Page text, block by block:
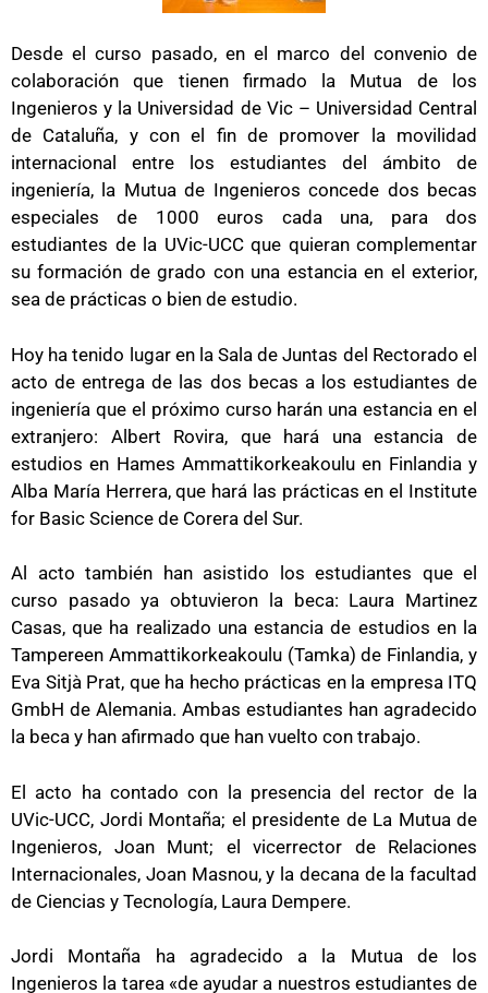
Desde el curso pasado, en el marco del convenio de
colaboración que tienen firmado la Mutua de los
Ingenieros y la Universidad de Vic – Universidad Central
de Cataluña, y con el fin de promover la movilidad
internacional entre los estudiantes del ámbito de
ingeniería, la Mutua de Ingenieros concede dos becas
especiales de 1000 euros cada una, para dos
estudiantes de la UVic-UCC que quieran complementar
su formación de grado con una estancia en el exterior,
sea de prácticas o bien de estudio.
Hoy ha tenido lugar en la Sala de Juntas del Rectorado el
acto de entrega de las dos becas a los estudiantes de
ingeniería que el próximo curso harán una estancia en el
extranjero: Albert Rovira, que hará una estancia de
estudios en Hames Ammattikorkeakoulu en Finlandia y
Alba María Herrera, que hará las prácticas en el Institute
for Basic Science de Corera del Sur.
Al acto también han asistido los estudiantes que el
curso pasado ya obtuvieron la beca: Laura Martinez
Casas, que ha realizado una estancia de estudios en la
Tampereen Ammattikorkeakoulu (Tamka) de Finlandia, y
Eva Sitjà Prat, que ha hecho prácticas en la empresa ITQ
GmbH de Alemania. Ambas estudiantes han agradecido
la beca y han afirmado que han vuelto con trabajo.
El acto ha contado con la presencia del rector de la
UVic-UCC, Jordi Montaña; el presidente de La Mutua de
Ingenieros, Joan Munt; el vicerrector de Relaciones
Internacionales, Joan Masnou, y la decana de la facultad
de Ciencias y Tecnología, Laura Dempere.
Jordi Montaña ha agradecido a la Mutua de los
Ingenieros la tarea «de ayudar a nuestros estudiantes de